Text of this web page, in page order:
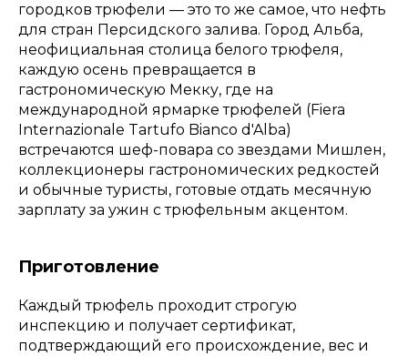
городков трюфели — это то же самое, что нефть
для стран Персидского залива. Город Альба,
неофициальная столица белого трюфеля,
каждую осень превращается в
гастрономическую Мекку, где на
международной ярмарке трюфелей (Fiera
Internazionale Tartufo Bianco d'Alba)
встречаются шеф-повара со звездами Мишлен,
коллекционеры гастрономических редкостей
и обычные туристы, готовые отдать месячную
зарплату за ужин с трюфельным акцентом.
Приготовление
Каждый трюфель проходит строгую
инспекцию и получает сертификат,
подтверждающий его происхождение, вес и